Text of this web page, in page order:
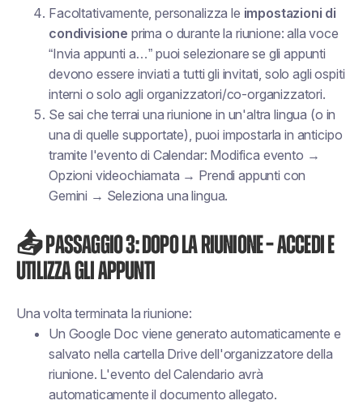
Facoltativamente, personalizza le impostazioni di
condivisione prima o durante la riunione: alla voce
“Invia appunti a…” puoi selezionare se gli appunti
devono essere inviati a tutti gli invitati, solo agli ospiti
interni o solo agli organizzatori/co-organizzatori.
Se sai che terrai una riunione in un'altra lingua (o in
una di quelle supportate), puoi impostarla in anticipo
tramite l'evento di Calendar: Modifica evento →
Opzioni videochiamata → Prendi appunti con
Gemini → Seleziona una lingua.
📤 Passaggio 3: Dopo la riunione – Accedi e
utilizza gli appunti
Una volta terminata la riunione:
Un Google Doc viene generato automaticamente e
salvato nella cartella Drive dell'organizzatore della
riunione. L'evento del Calendario avrà
automaticamente il documento allegato.